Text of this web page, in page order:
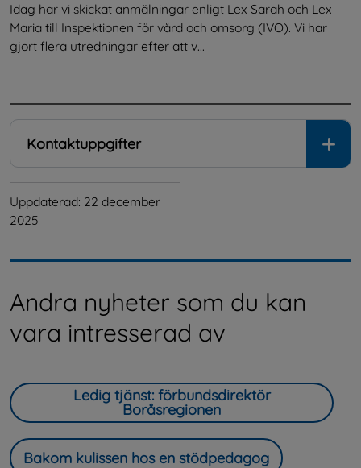
Idag har vi skickat anmälningar enligt Lex Sarah och Lex
Maria till Inspektionen för vård och omsorg (IVO). Vi har
gjort flera utredningar efter att v...
Kontaktuppgifter
Uppdaterad: 22 december
2025
Andra nyheter som du kan
vara intresserad av
Ledig tjänst: förbundsdirektör
Boråsregionen
Bakom kulissen hos en stödpedagog